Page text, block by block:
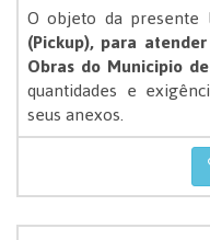
O objeto da presente
(Pickup), para
Obras do Municipio
quantidades e
seus anexos.